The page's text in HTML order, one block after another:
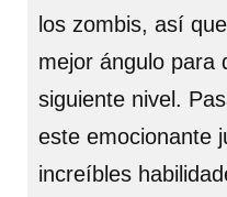
los zombis, así
mejor ángulo para
siguiente nivel.
este emocionante
increíbles